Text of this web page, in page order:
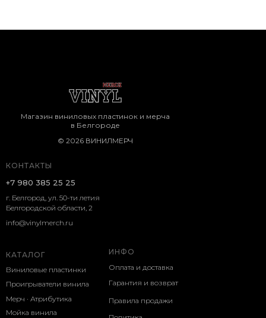
КОНТАКТЫ
г. Белгород, ул. 50-ти летия
Белгородской области, 2
КАТАЛОГ
Виниловые пластинки
ИНФО
Оплата и доставка
+7 980 385 25 25
Магазин виниловых пластинок и мерча
в Белгороде
Проигрыватели винила
Мерч · Атрибутика
Мойка винила
Гарантия и возврат
Правила продажи
© 2026 ВИНИЛМЕРЧ
info@vinylmerch.ru